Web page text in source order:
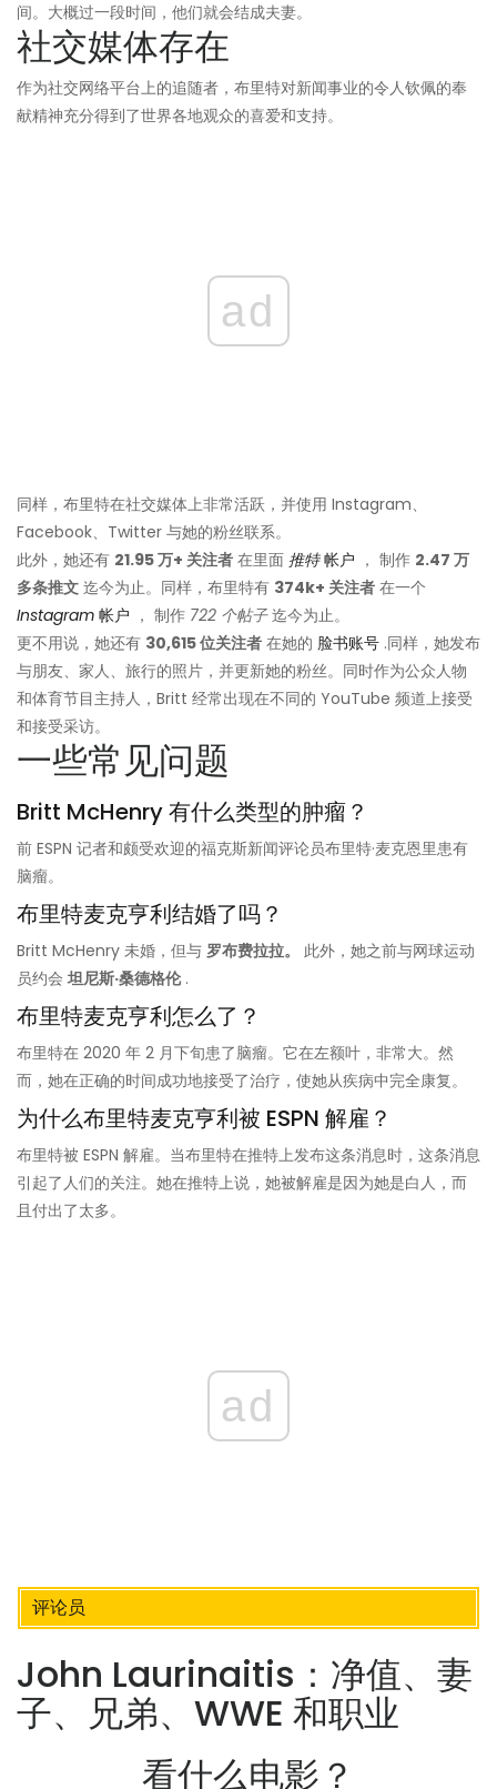
间。大概过一段时间，他们就会结成夫妻。
社交媒体存在
作为社交网络平台上的追随者，布里特对新闻事业的令人钦佩的奉
献精神充分得到了世界各地观众的喜爱和支持。
ad
同样，布里特在社交媒体上非常活跃，并使用 Instagram、
Facebook、Twitter 与她的粉丝联系。
此外，她还有 21.95 万+ 关注者 在里面 推特帐户 ， 制作 2.47 万
多条推文 迄今为止。同样，布里特有 374k+ 关注者 在一个
Instagram 帐户 ， 制作 722 个帖子迄今为止。
更不用说，她还有 30,615 位关注者 在她的 脸书账号 .同样，她发布
与朋友、家人、旅行的照片，并更新她的粉丝。同时作为公众人物
和体育节目主持人，Britt 经常出现在不同的 YouTube 频道上接受
和接受采访。
一些常见问题
Britt McHenry 有什么类型的肿瘤？
前 ESPN 记者和颇受欢迎的福克斯新闻评论员布里特·麦克恩里患有
脑瘤。
布里特麦克亨利结婚了吗？
Britt McHenry 未婚，但与 罗布费拉拉。
此外，她之前与网球运动
员约会 坦尼斯·桑德格伦 .
布里特麦克亨利怎么了？
布里特在 2020 年 2 月下旬患了脑瘤。它在左额叶，非常大。然
而，她在正确的时间成功地接受了治疗，使她从疾病中完全康复。
为什么布里特麦克亨利被 ESPN 解雇？
布里特被 ESPN 解雇。当布里特在推特上发布这条消息时，这条消息
引起了人们的关注。她在推特上说，她被解雇是因为她是白人，而
且付出了太多。
ad
评论员
John Laurinaitis：净值、妻
子、兄弟、WWE 和职业
看什么电影？